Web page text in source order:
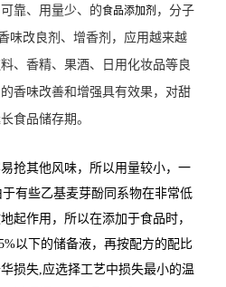
靠、用量少、的食品添加剂 ，分子
味改良剂、增香剂，应用越来越
、香精、果酒、日用化妆品等良
香味改善和增强具有效果，对甜
食品储存期。
抢其他风味，所以用量较小，一
有些乙基麦芽酚同系物在非常低
起作用，所以在添加于食品时，
以下的储备液，再按配方的配比
损失,应选择工艺中损失最小的温